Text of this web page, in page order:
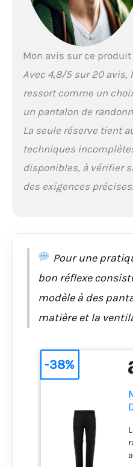
Mon avis sur ce produit
Avec 4,8/5 sur 20
ressort comme un
un pantalon de
La seule réserve tient
techniques
disponibles, à vérifier
des exigences précises.
Pour une
bon réflexe
modèle à des
matière et la
-38%